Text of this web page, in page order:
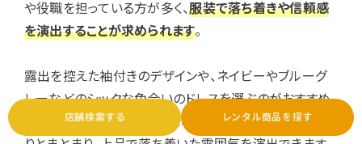
や役職を担っている方が多く、服装で落ち着きや信頼感
を演出することが求められます。
露出を控えた袖付きのデザインや、ネイビーやブルーグ
レーなどのシックな色合いのドレスを選ぶのがおすすめ
です。ドレスにジャケットを合わせることで、全体がすっき
店舗検索する レンタル商品を探す